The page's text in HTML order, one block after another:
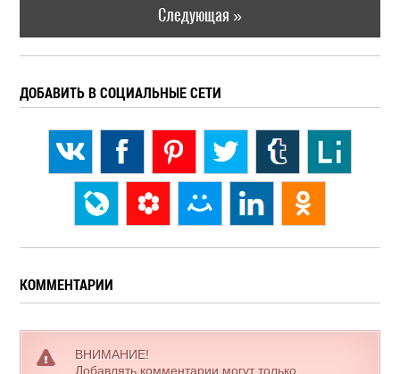
Следующая »
ДОБАВИТЬ В СОЦИАЛЬНЫЕ СЕТИ
КОММЕНТАРИИ
ВНИМАНИЕ!
Добавлять комментарии могут только